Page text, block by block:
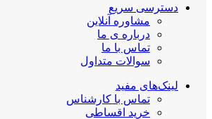
دسترسی سریع
مشاوره آنلاین
درباره ی ما
تماس با ما
سوالات متداول
لینک‌های مفید
تماس با کارشناس
خرید اقساطی